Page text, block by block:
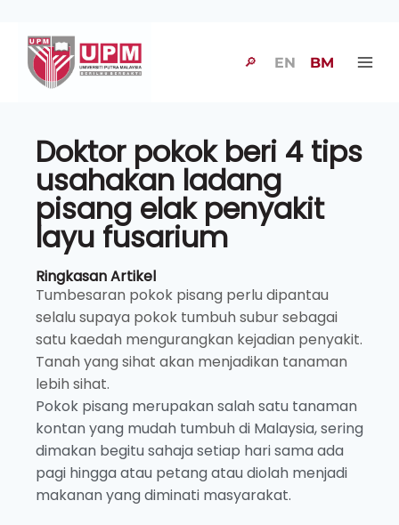
🔎 EN BM
Doktor pokok beri 4 tips
usahakan ladang
pisang elak penyakit
layu fusarium
Ringkasan Artikel
Tumbesaran pokok pisang perlu dipantau
selalu supaya pokok tumbuh subur sebagai
satu kaedah mengurangkan kejadian penyakit.
Tanah yang sihat akan menjadikan tanaman
lebih sihat.
Pokok pisang merupakan salah satu tanaman
kontan yang mudah tumbuh di Malaysia, sering
dimakan begitu sahaja setiap hari sama ada
pagi hingga atau petang atau diolah menjadi
makanan yang diminati masyarakat.